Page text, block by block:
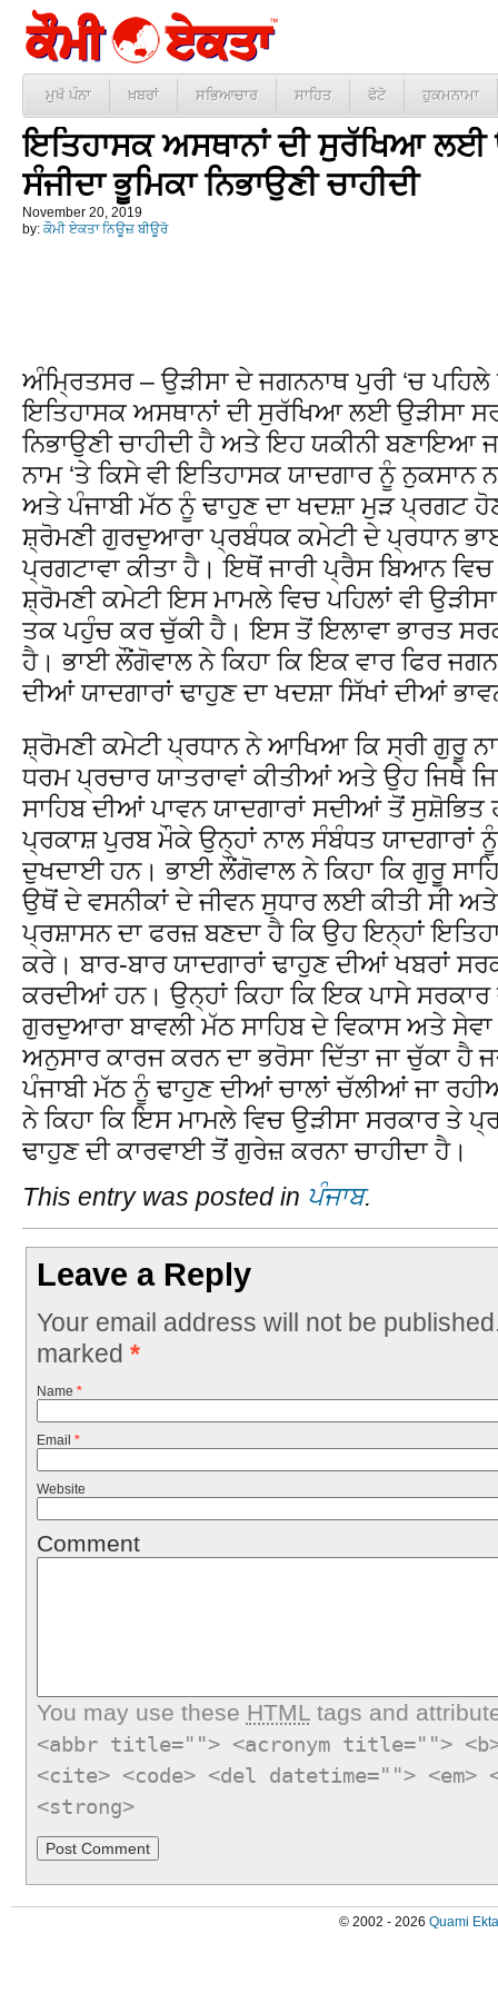
ਮੁਖੱ ਪੰਨਾ ਖ਼ਬਰਾਂ ਸਭਿਆਚਾਰ ਸਾਹਿਤ ਫੋਟੋ ਹੁਕਮਨਾਮਾ
ਇਤਿਹਾਸਕ ਅਸਥਾਨਾਂ ਦੀ ਸੁਰੱਖਿਆ ਲਈ
ਸੰਜੀਦਾ ਭੂਮਿਕਾ ਨਿਭਾਉਣੀ ਚਾਹੀਦੀ
November 20, 2019
by: ਕੌਮੀ ਏਕਤਾ ਨਿਊਜ਼ ਬੀਊਰੋ
ਅੰਮ੍ਰਿਤਸਰ – ਉੜੀਸਾ ਦੇ ਜਗਨਨਾਥ ਪੁਰੀ ‘ਚ ਪਹਿਲੇ
ਇਤਿਹਾਸਕ ਅਸਥਾਨਾਂ ਦੀ ਸੁਰੱਖਿਆ ਲਈ ਉੜੀਸਾ
ਨਿਭਾਉਣੀ ਚਾਹੀਦੀ ਹੈ ਅਤੇ ਇਹ ਯਕੀਨੀ ਬਣਾਇਆ
ਨਾਮ ‘ਤੇ ਕਿਸੇ ਵੀ ਇਤਿਹਾਸਕ ਯਾਦਗਾਰ ਨੂੰ
ਅਤੇ ਪੰਜਾਬੀ ਮੱਠ ਨੂੰ ਢਾਹੁਣ ਦਾ ਖਦਸ਼ਾ ਮੁੜ ਪ੍ਰਗਟ
ਸ਼੍ਰੋਮਣੀ ਗੁਰਦੁਆਰਾ ਪ੍ਰਬੰਧਕ ਕਮੇਟੀ ਦੇ ਪ੍ਰਧਾਨ
ਪ੍ਰਗਟਾਵਾ ਕੀਤਾ ਹੈ। ਇਥੋਂ ਜਾਰੀ ਪ੍ਰੈਸ ਬਿਆਨ
ਸ਼੍ਰੋਮਣੀ ਕਮੇਟੀ ਇਸ ਮਾਮਲੇ ਵਿਚ ਪਹਿਲਾਂ ਵੀ
ਤਕ ਪਹੁੰਚ ਕਰ ਚੁੱਕੀ ਹੈ। ਇਸ ਤੋਂ ਇਲਾਵਾ ਭਾਰਤ
ਹੈ। ਭਾਈ ਲੌਂਗੋਵਾਲ ਨੇ ਕਿਹਾ ਕਿ ਇਕ ਵਾਰ ਫਿਰ
ਦੀਆਂ ਯਾਦਗਾਰਾਂ ਢਾਹੁਣ ਦਾ ਖਦਸ਼ਾ ਸਿੱਖਾਂ ਦੀਆਂ
ਸ਼੍ਰੋਮਣੀ ਕਮੇਟੀ ਪ੍ਰਧਾਨ ਨੇ ਆਖਿਆ ਕਿ ਸ੍ਰੀ ਗੁਰੂ
ਧਰਮ ਪ੍ਰਚਾਰ ਯਾਤਰਾਵਾਂ ਕੀਤੀਆਂ ਅਤੇ ਉਹ ਜਿਥੇ
ਸਾਹਿਬ ਦੀਆਂ ਪਾਵਨ ਯਾਦਗਾਰਾਂ ਸਦੀਆਂ ਤੋਂ ਸੁਸ਼ੋਭਿਤ
ਪ੍ਰਕਾਸ਼ ਪੁਰਬ ਮੌਕੇ ਉਨ੍ਹਾਂ ਨਾਲ ਸੰਬੰਧਤ ਯਾਦਗਾਰਾਂ
ਦੁਖਦਾਈ ਹਨ। ਭਾਈ ਲੌਂਗੋਵਾਲ ਨੇ ਕਿਹਾ ਕਿ ਗੁਰੂ
ਉਥੋਂ ਦੇ ਵਸਨੀਕਾਂ ਦੇ ਜੀਵਨ ਸੁਧਾਰ ਲਈ ਕੀਤੀ ਸੀ
ਪ੍ਰਸ਼ਾਸਨ ਦਾ ਫਰਜ਼ ਬਣਦਾ ਹੈ ਕਿ ਉਹ ਇਨ੍ਹਾਂ
ਕਰੇ। ਬਾਰ-ਬਾਰ ਯਾਦਗਾਰਾਂ ਢਾਹੁਣ ਦੀਆਂ ਖਬਰਾਂ
ਕਰਦੀਆਂ ਹਨ। ਉਨ੍ਹਾਂ ਕਿਹਾ ਕਿ ਇਕ ਪਾਸੇ
ਗੁਰਦੁਆਰਾ ਬਾਵਲੀ ਮੱਠ ਸਾਹਿਬ ਦੇ ਵਿਕਾਸ ਅਤੇ
ਅਨੁਸਾਰ ਕਾਰਜ ਕਰਨ ਦਾ ਭਰੋਸਾ ਦਿੱਤਾ ਜਾ ਚੁੱਕਾ
ਪੰਜਾਬੀ ਮੱਠ ਨੂੰ ਢਾਹੁਣ ਦੀਆਂ ਚਾਲਾਂ ਚੱਲੀਆਂ ਜਾ
ਨੇ ਕਿਹਾ ਕਿ ਇਸ ਮਾਮਲੇ ਵਿਚ ਉੜੀਸਾ ਸਰਕਾਰ ਤੇ
ਢਾਹੁਣ ਦੀ ਕਾਰਵਾਈ ਤੋਂ ਗੁਰੇਜ਼ ਕਰਨਾ ਚਾਹੀਦਾ ਹੈ।
This entry was posted in ਪੰਜਾਬ.
Leave a Reply
Your email address will not be
marked *
Name *
Email *
Website
Comment
You may use these HTMLtags and
<abbr title=""> <acronym title="">
<cite> <code> <del datetime="">
<strong>
© 2002 - 2026 Quami